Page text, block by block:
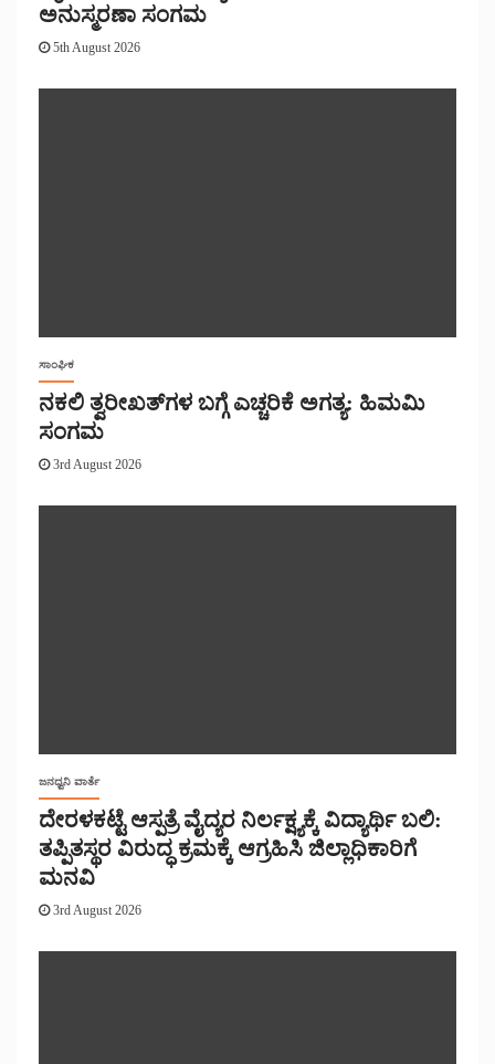
ಅನುಸ್ಮರಣಾ ಸಂಗಮ
5th August 2026
ಸಾಂಘಿಕ
ನಕಲಿ ತ್ವರೀಖತ್‌ಗಳ ಬಗ್ಗೆ ಎಚ್ಚರಿಕೆ ಅಗತ್ಯ: ಹಿಮಮಿ
ಸಂಗಮ
3rd August 2026
ಜನಧ್ವನಿ ವಾರ್ತೆ
ದೇರಳಕಟ್ಟೆ ಆಸ್ಪತ್ರೆ ವೈದ್ಯರ ನಿರ್ಲಕ್ಷ್ಯಕ್ಕೆ ವಿದ್ಯಾರ್ಥಿ ಬಲಿ:
ತಪ್ಪಿತಸ್ಥರ ವಿರುದ್ಧ ಕ್ರಮಕ್ಕೆ ಆಗ್ರಹಿಸಿ ಜಿಲ್ಲಾಧಿಕಾರಿಗೆ
ಮನವಿ
3rd August 2026